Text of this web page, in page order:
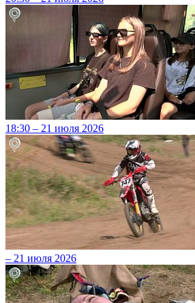
18:30 – 21 июля 2026
– 21 июля 2026